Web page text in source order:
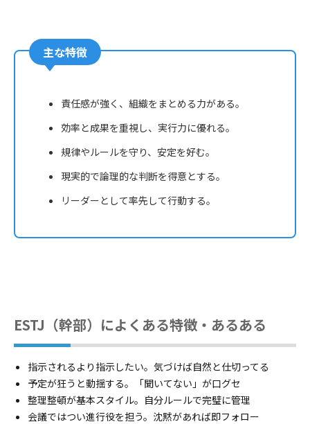
主な特徴
責任感が強く、組織をまとめる力がある。
効率と成果を重視し、実行力に優れる。
規律やルールを守り、安定を好む。
現実的で論理的な判断を得意とする。
リーダーとして率先して行動する。
ESTJ（幹部）によくある特徴・あるある
指示されるより指示したい。気づけば自然と仕切ってる
予定が狂うと動揺する。「聞いてない」が口グセ
整理整頓が基本スタイル。自分ルールで完璧に管理
会議ではつい進行役を担う。沈黙があれば即フォロー